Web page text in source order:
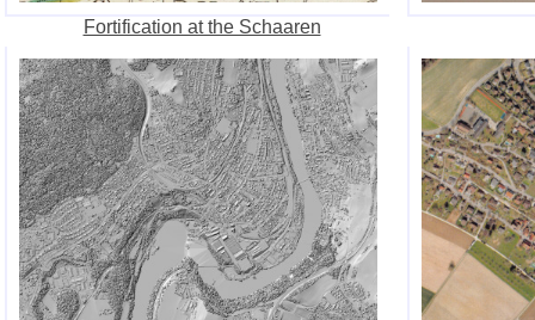
Fortification at the Schaaren